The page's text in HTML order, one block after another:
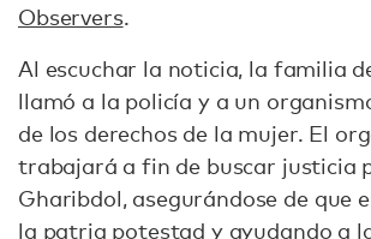
Observers.
Al escuchar la noticia, la familia
llamó a la policía y a un
de los derechos de la mujer. El
trabajará a fin de buscar justicia
Gharibdol, asegurándose de que
la patria potestad y ayudando a